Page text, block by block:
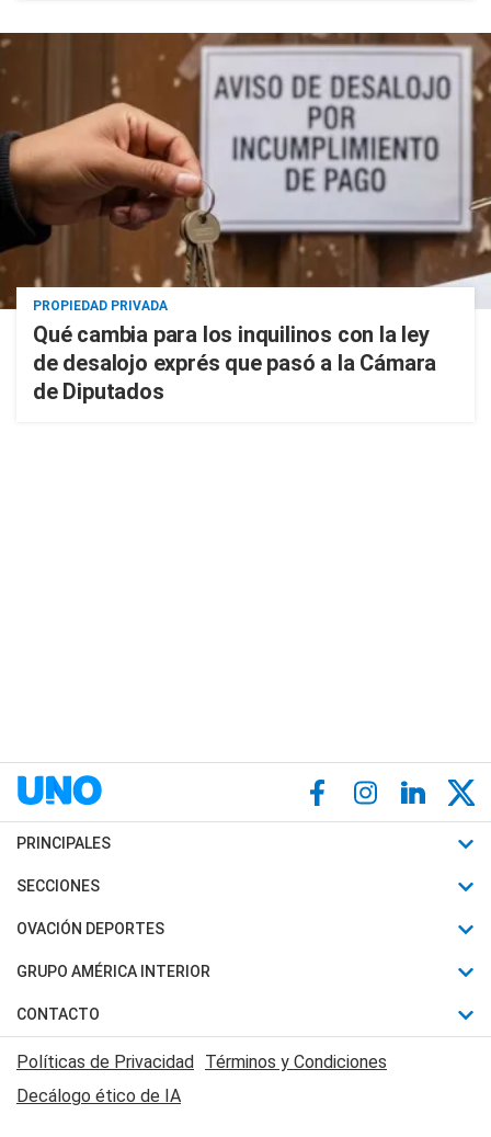
PROPIEDAD PRIVADA
Qué cambia para los inquilinos con la ley
de desalojo exprés que pasó a la Cámara
de Diputados
PRINCIPALES
Últimas Noticias
Política
Judiciales
Economia
SECCIONES
Horóscopo
Motores
Trucos caseros
Series y Películas
Edictos y Solicitadas
OVACIÓN DEPORTES
Fútbol
Mundial
Automovilismo
Rugby
GRUPO AMÉRICA INTERIOR
Canal 7 en Vivo
CONTACTO
Acerca de Nosotros
Contactanos
Políticas de Privacidad Términos y Condiciones
Decálogo ético de IA